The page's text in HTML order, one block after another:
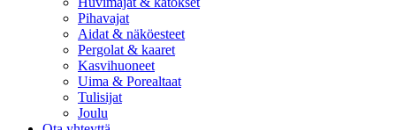
Pihavajat
Aidat & näköesteet
Pergolat & kaaret
Kasvihuoneet
Uima & Porealtaat
Tulisijat
Joulu